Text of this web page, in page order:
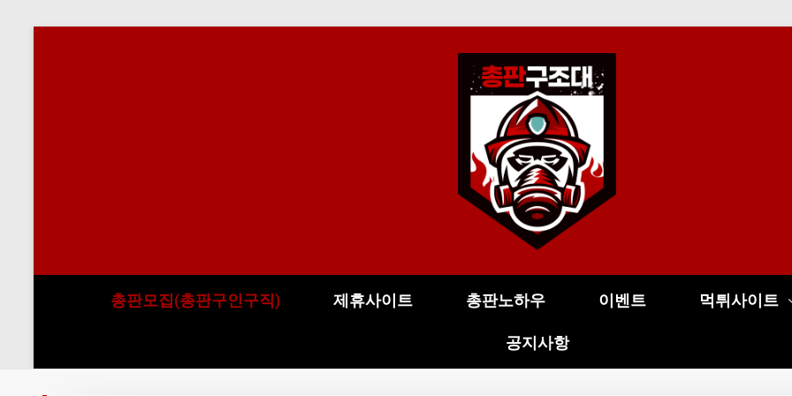
총판모집(총판구인구직) 제휴사이트 총판노하우 이벤트 먹튀사이트
공지사항